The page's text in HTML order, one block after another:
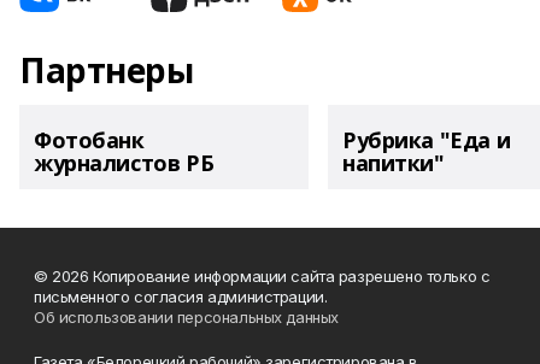
Партнеры
Фотобанк
журналистов РБ
Рубрика "Еда и
напитки"
© 2026 Копирование информации сайта разрешено только с
письменного согласия администрации.
Об использовании персональных данных